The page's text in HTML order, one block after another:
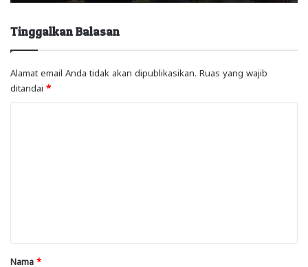
Tinggalkan Balasan
Alamat email Anda tidak akan dipublikasikan. Ruas yang wajib
ditandai *
rNama *